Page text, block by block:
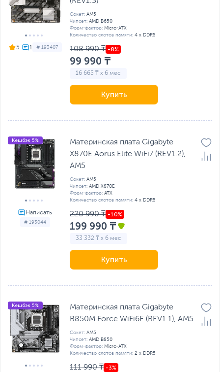
5 # 193407
Сокет: AM5
Чипсет: AMD B650
Форм-фактор: Micro-ATX
Количество слотов памяти: 4 x DDR5
108 990 ₸
99 990 ₸
16 665 ₸ x 6 мес
Купить
# 193044
Кешбэк 5%
Материнская плата Gigabyte
X870E Aorus Elite WiFi7 (REV1.2),
AM5
Сокет: AM5
Чипсет: AMD X870E
Форм-фактор: ATX
Количество слотов памяти: 4 x DDR5
220 990 ₸
199 990 ₸
33 332 ₸ x 6 мес
Купить
Кешбэк 5%
Материнская плата Gigabyte
B850M Force WiFi6E (REV1.1), AM5
Сокет: AM5
Чипсет: AMD B850
Форм-фактор: Micro-ATX
Количество слотов памяти: 2 x DDR5
111 990 ₸